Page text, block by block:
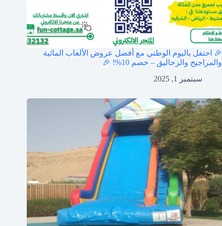
🎉 احتفل باليوم الوطني مع أفضل عروض الألعاب المائية
والمراجيح والزحاليق – خصم 10%! 🎉
سبتمبر 1, 2025